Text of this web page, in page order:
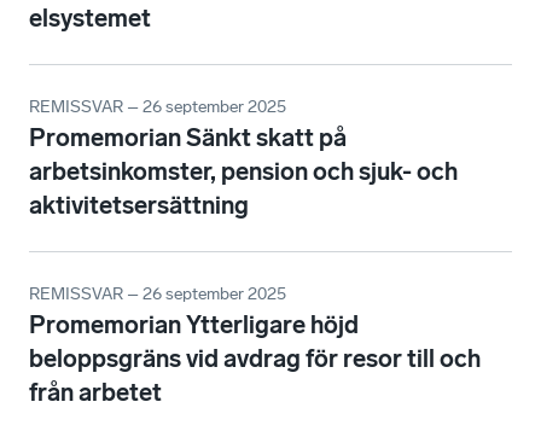
elsystemet
REMISSVAR – 26 september 2025
Promemorian Sänkt skatt på
arbetsinkomster, pension och sjuk- och
aktivitetsersättning
REMISSVAR – 26 september 2025
Promemorian Ytterligare höjd
beloppsgräns vid avdrag för resor till och
från arbetet